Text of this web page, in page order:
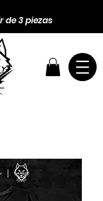
de 3 piezas